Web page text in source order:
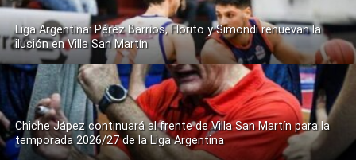
Liga Argentina: Pérez Barrios, Florito y Simondi renuevan la
ilusión en Villa San Martín
Chiche Jápez continuará al frente de Villa San Martín para la
temporada 2026/27 de la Liga Argentina